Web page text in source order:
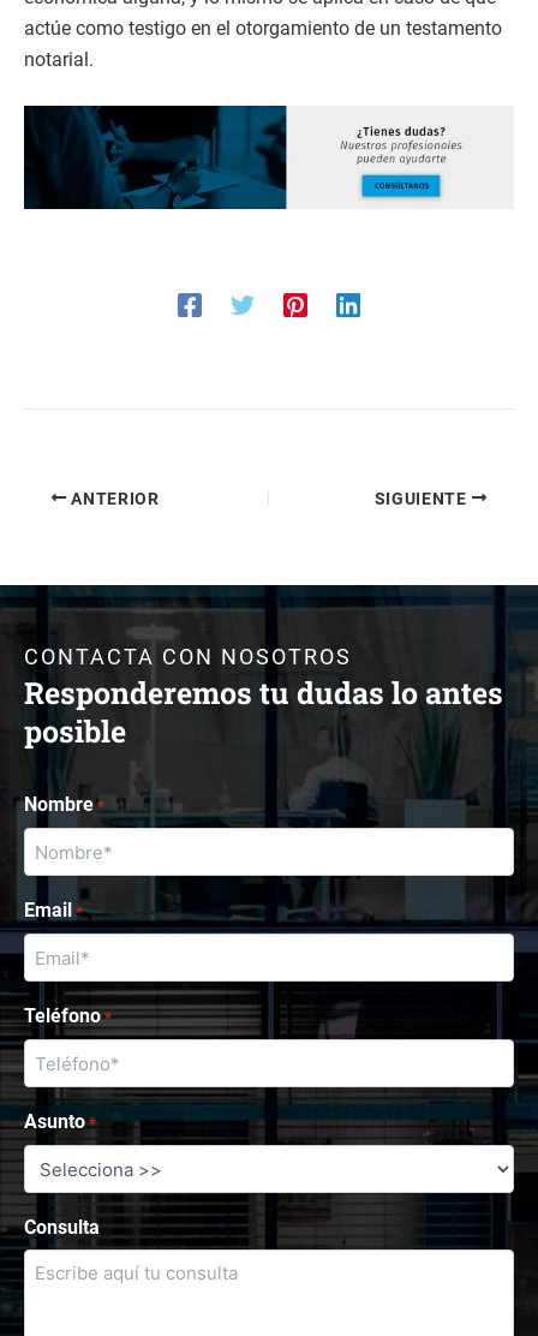
actúe como testigo en el otorgamiento de un testamento
notarial.
ANTERIOR SIGUIENTE
CONTACTA CON NOSOTROS
Responderemos tu dudas lo antes
posible
Nombre *
Email *
Teléfono *
Asunto *
Consulta